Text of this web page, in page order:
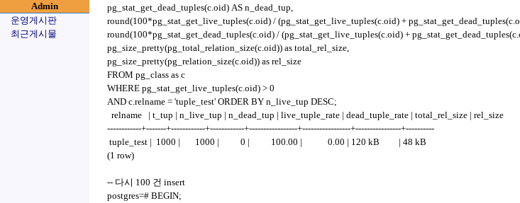
Admin
운영게시판
최근게시물
pg_stat_get_dead_tuples(c.oid) AS n_dead_tup,
round(100*pg_stat_get_live_tuples(c.oid) / (pg_stat_get_live_tuples(c.oid) +
round(100*pg_stat_get_dead_tuples(c.oid) / (pg_stat_get_live_tuples(c.oid) +
pg_size_pretty(pg_total_relation_size(c.oid)) as total_rel_size,
pg_size_pretty(pg_relation_size(c.oid)) as rel_size
FROM pg_class as c
WHERE pg_stat_get_live_tuples(c.oid) > 0
AND c.relname = 'tuple_test' ORDER BY n_live_tup DESC;
relname | t_tup | n_live_tup | n_dead_tup | live_tuple_rate | dead_tuple_rate | total_rel_size | rel_size
------------+-------+------------+------------+-----------------+-----------------+----------------+----------
tuple_test | 1000 | 1000 | 0 | 100.00 | 0.00 | 120 kB | 48 kB
(1 row)
-- 다시 100 건 insert
postgres=# BEGIN;